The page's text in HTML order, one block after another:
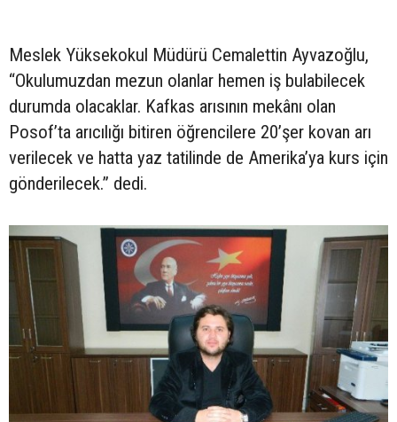
Meslek Yüksekokul Müdürü Cemalettin Ayvazoğlu,
“Okulumuzdan mezun olanlar hemen iş bulabilecek
durumda olacaklar. Kafkas arısının mekânı olan
Posof’ta arıcılığı bitiren öğrencilere 20’şer kovan arı
verilecek ve hatta yaz tatilinde de Amerika’ya kurs için
gönderilecek.” dedi.